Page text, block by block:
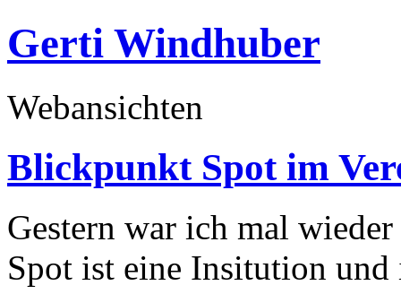
Gerti Windhuber
Webansichten
Blickpunkt Spot im
Gestern war ich mal
Spot ist eine Insitution